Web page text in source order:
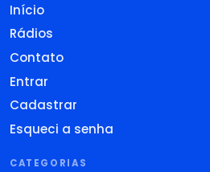
Início
Rádios
Contato
Entrar
Cadastrar
Esqueci a senha
CATEGORIAS